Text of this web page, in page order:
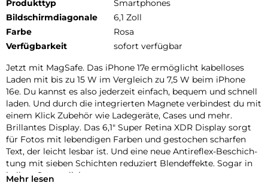
Produkttyp
Smartphones
Bildschirmdiagonale
6,1 Zoll
Farbe
Rosa
Verfügbarkeit
sofort verfügbar
Jetzt mit MagSafe. Das iPhone 17e ermög­licht kabel­loses
Laden mit bis zu 15 W im Vergleich zu 7,5 W beim iPhone
16e. Du kannst es also jeder­zeit ein­fach, bequem und schnell
laden. Und durch die inte­grierten Magnete ver­bindest du mit
einem Klick Zubehör wie Lade­geräte, Cases und mehr.
Brillantes Dis­play. Das 6,1″ Super Retina XDR Dis­play sorgt
für Fotos mit leben­digen Farben und ge­stochen scharfen
Text, der leicht lesbar ist. Und eine neue Antireflex-Beschich­
tung mit sieben Schichten redu­ziert Blend­effekte. Sogar in
hellem Sonnen­licht.
Mehr lesen